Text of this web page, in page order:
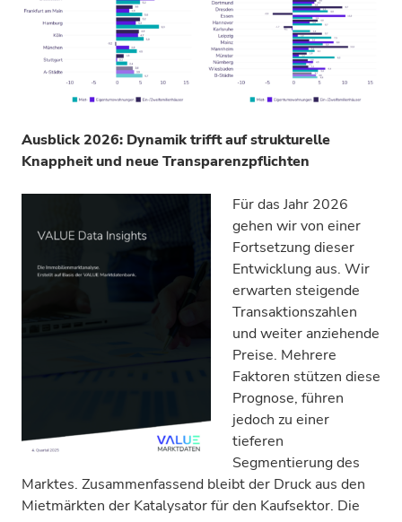
Ausblick 2026: Dynamik trifft auf strukturelle
Knappheit und neue Transparenzpflichten
Für das Jahr 2026
gehen wir von einer
Fortsetzung dieser
Entwicklung aus. Wir
erwarten steigende
Transaktionszahlen
und weiter anziehende
Preise. Mehrere
Faktoren stützen diese
Prognose, führen
jedoch zu einer
tieferen
Segmentierung des
Marktes. Zusammenfassend bleibt der Druck aus den
Mietmärkten der Katalysator für den Kaufsektor. Die